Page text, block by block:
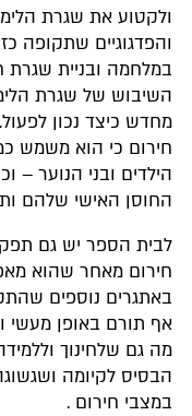
ולקטוע את שגרת
והפדגוגיים שתקופה
במלחמה ובניית שגרת
השיבוש של שגרת
מחדש כיצד נכון
חירום כי הוא משמש
הילדים ובני הנוער
החוסן האישי שלהם
לבית הספר יש גם
חירום מאחר שהוא
באתגרים נוספים
אף תורם באופן מעשי
מה גם שלחינוך
הבסיס לקיומה
במצבי חירום .